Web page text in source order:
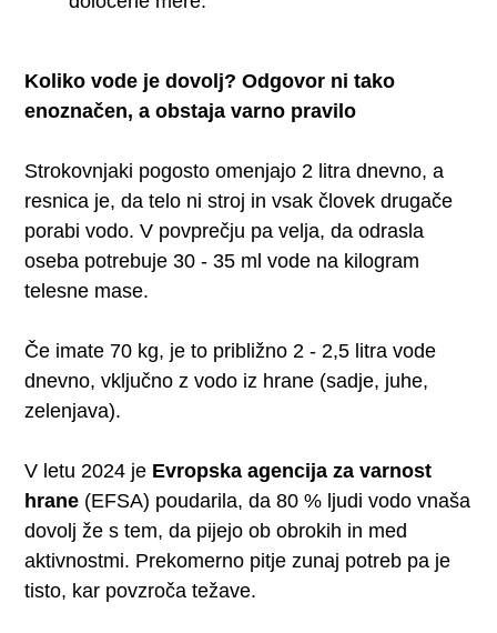
Koliko vode je dovolj? Odgovor ni tako
enoznačen, a obstaja varno pravilo
Strokovnjaki pogosto omenjajo 2 litra dnevno, a
resnica je, da telo ni stroj in vsak človek drugače
porabi vodo. V povprečju pa velja, da odrasla
oseba potrebuje 30 - 35 ml vode na kilogram
telesne mase.
Če imate 70 kg, je to približno 2 - 2,5 litra vode
dnevno, vključno z vodo iz hrane (sadje, juhe,
zelenjava).
V letu 2024 je Evropska agencija za varnost
hrane (EFSA) poudarila, da 80 % ljudi vodo vnaša
dovolj že s tem, da pijejo ob obrokih in med
aktivnostmi. Prekomerno pitje zunaj potreb pa je
tisto, kar povzroča težave.